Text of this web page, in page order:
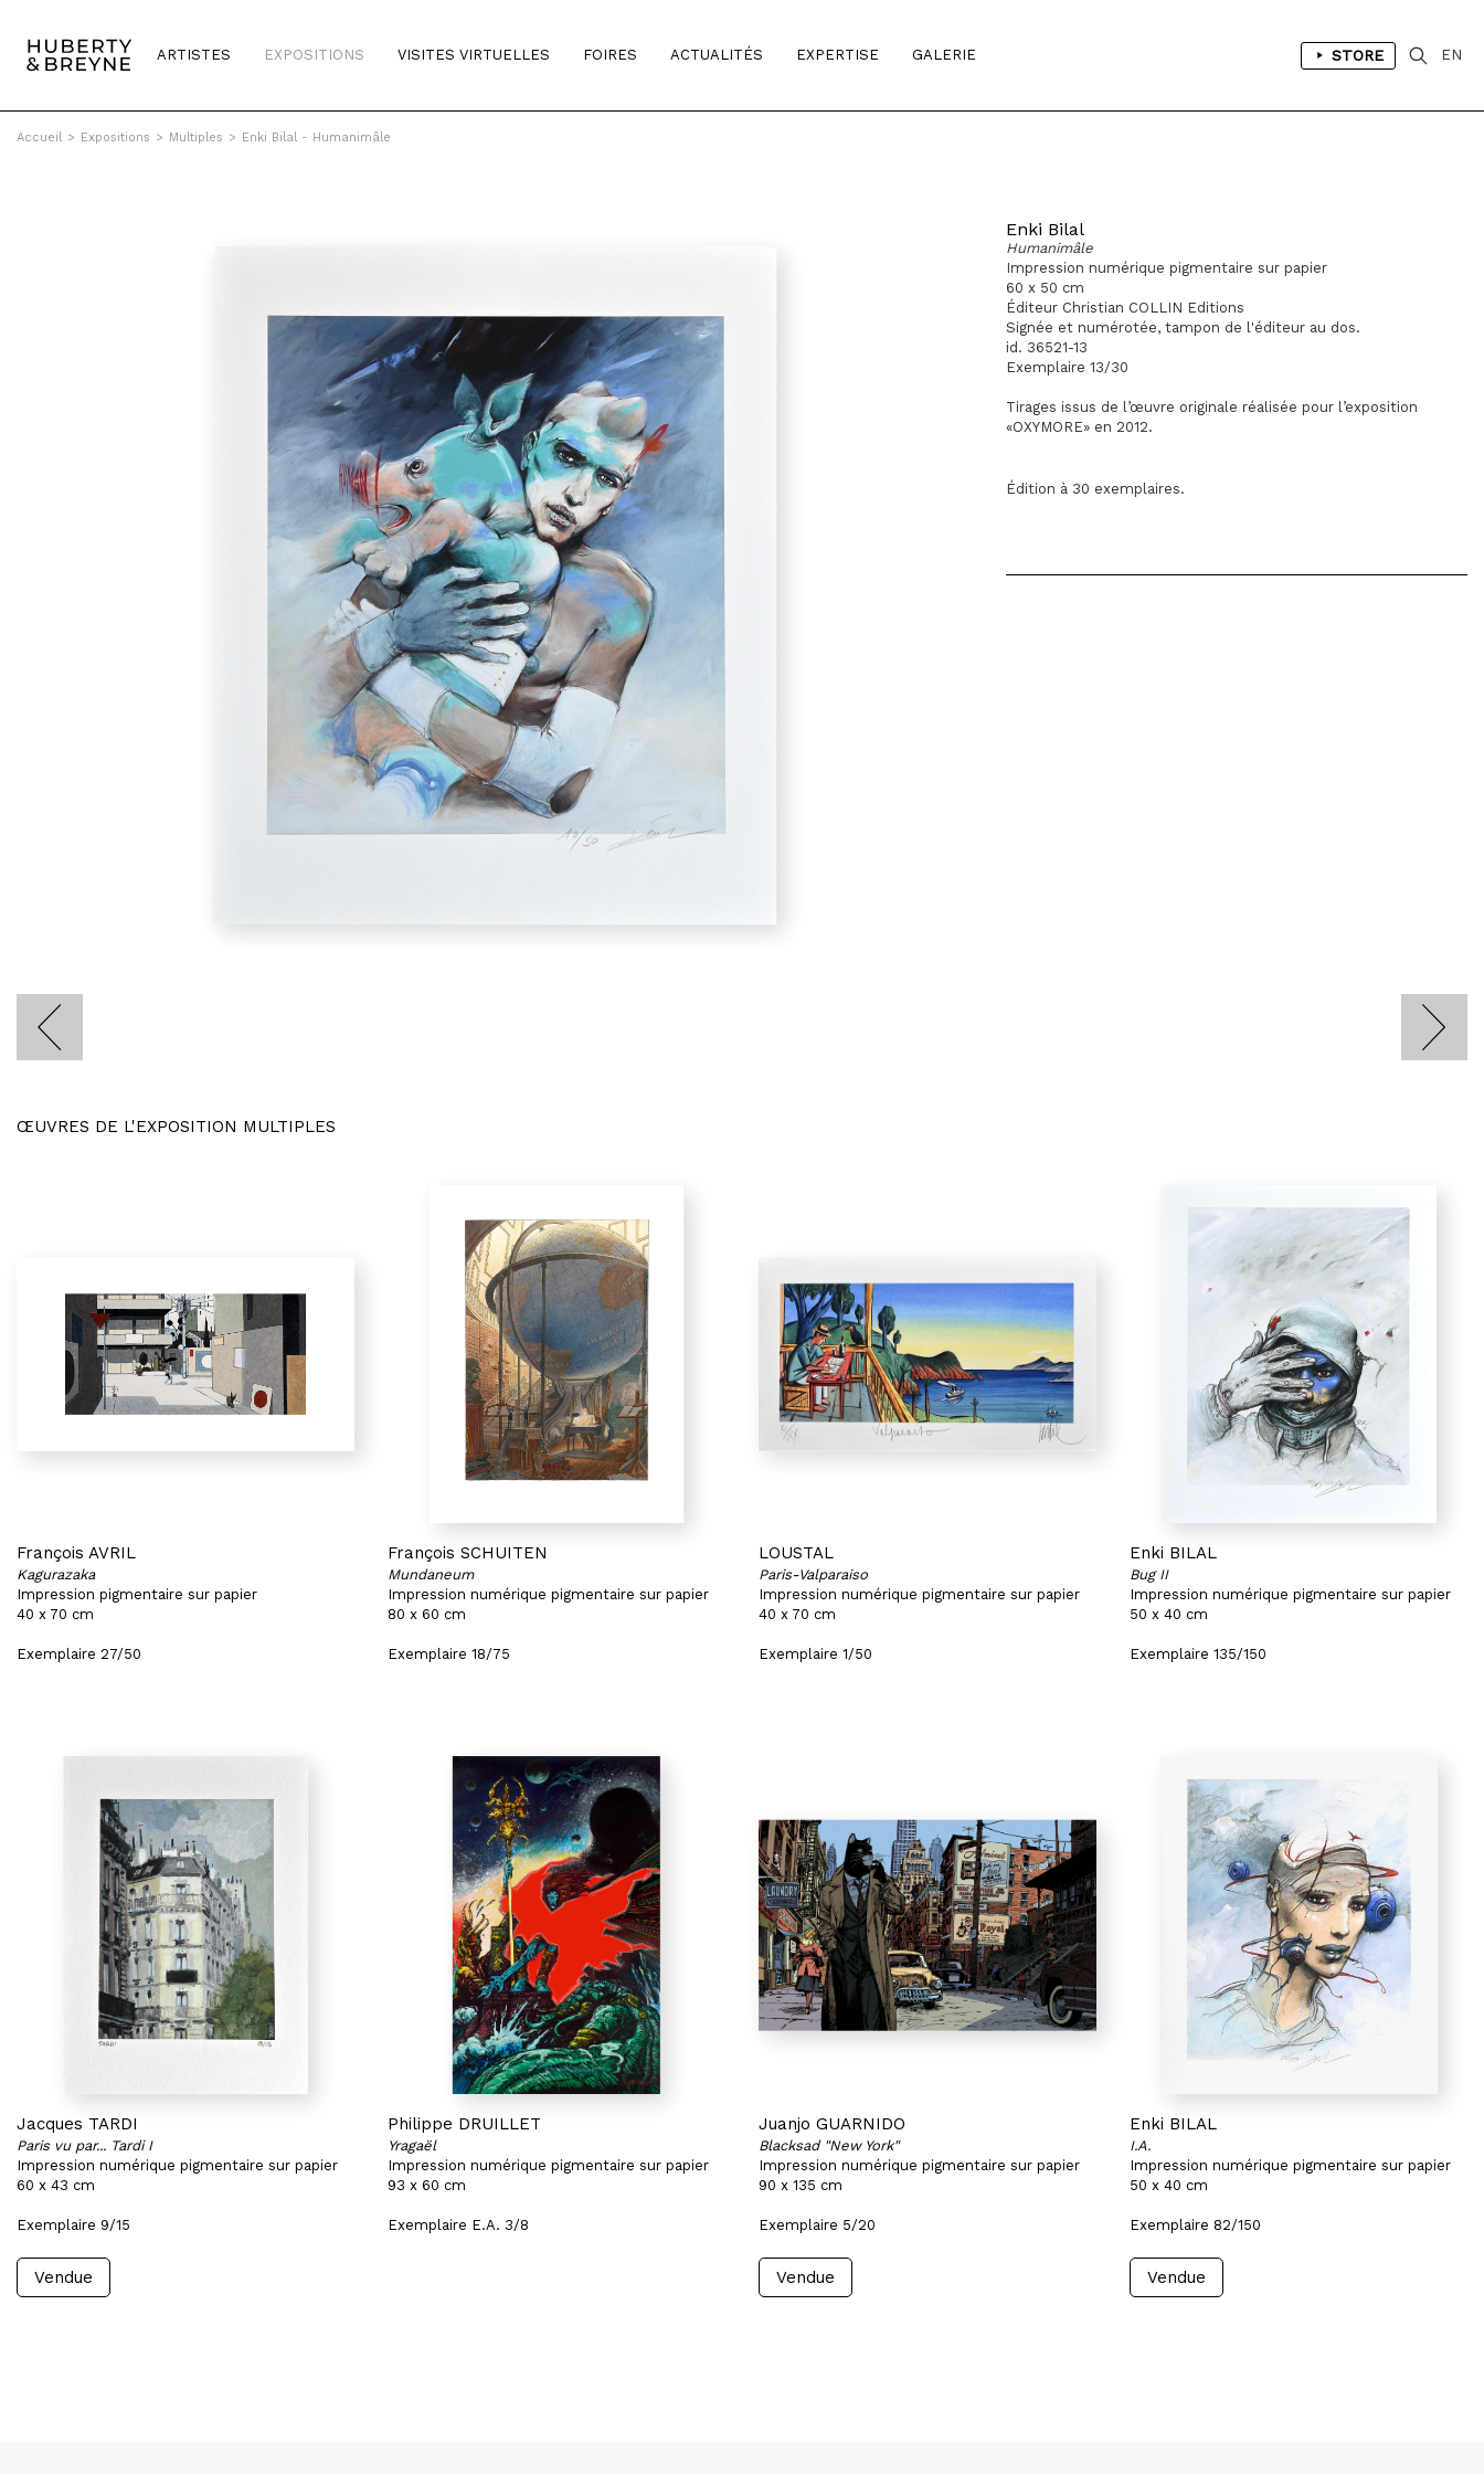
ARTISTES EXPOSITIONS VISITES VIRTUELLES FOIRES ACTUALITÉS EXPERTISE GALERIE STORE EN
Accueil > Expositions > Multiples > Enki Bilal - Humanimâle
Enki Bilal
Humanimâle
Impression numérique pigmentaire sur papier
60 x 50 cm
Éditeur Christian COLLIN Editions
Signée et numérotée, tampon de l'éditeur au dos.
id. 36521-13
Exemplaire 13/30
Tirages issus de l’œuvre originale réalisée pour l’exposition
«OXYMORE» en 2012.
Édition à 30 exemplaires.
ŒUVRES DE L'EXPOSITION MULTIPLES
François AVRIL
Kagurazaka
Impression pigmentaire sur papier
40 x 70 cm
Exemplaire 27/50
François SCHUITEN
Mundaneum
Impression numérique pigmentaire sur papier
80 x 60 cm
Exemplaire 18/75
LOUSTAL
Paris-Valparaiso
Impression numérique pigmentaire sur papier
40 x 70 cm
Exemplaire 1/50
Enki BILAL
Bug II
Impression numérique pigmentaire sur papier
50 x 40 cm
Exemplaire 135/150
Jacques TARDI
Paris vu par... Tardi I
Impression numérique pigmentaire sur papier
60 x 43 cm
Exemplaire 9/15
Vendue
Philippe DRUILLET
Yragaël
Impression numérique pigmentaire sur papier
93 x 60 cm
Exemplaire E.A. 3/8
Juanjo GUARNIDO
Blacksad "New York"
Impression numérique pigmentaire sur papier
90 x 135 cm
Exemplaire 5/20
Vendue
Enki BILAL
I.A.
Impression numérique pigmentaire sur papier
50 x 40 cm
Exemplaire 82/150
Vendue